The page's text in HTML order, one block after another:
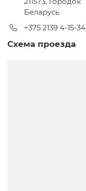
Беларусь
+375 2139 4-15-34